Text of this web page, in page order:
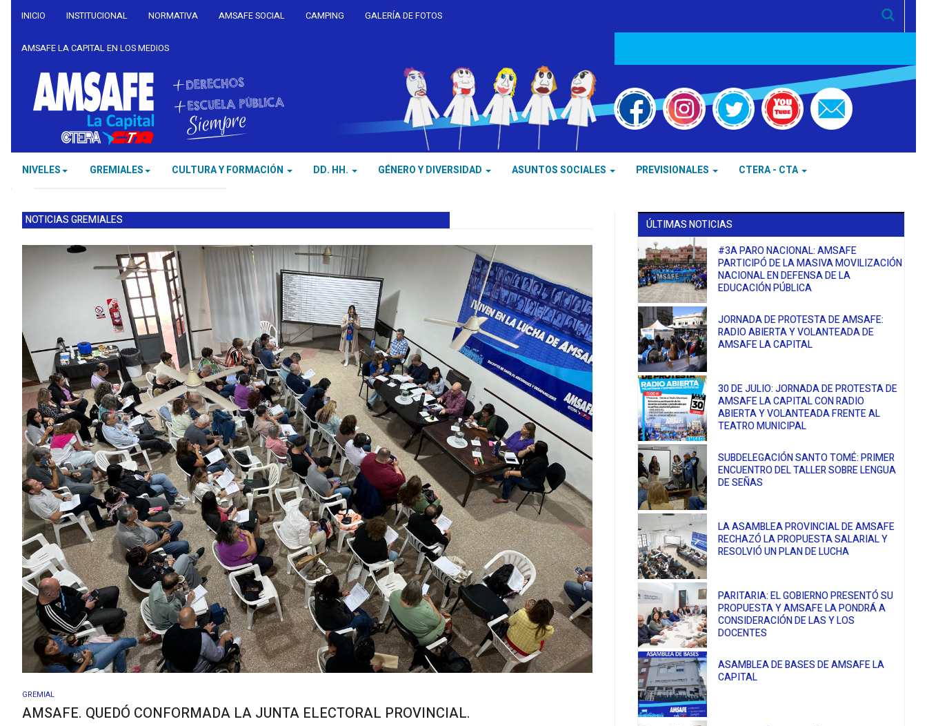
INICIO INSTITUCIONAL NORMATIVA AMSAFE SOCIAL CAMPING GALERÍA DE FOTOS
AMSAFE LA CAPITAL EN LOS MEDIOS
NIVELES GREMIALES CULTURA Y FORMACIÓN DD. HH. GÉNERO Y DIVERSIDAD ASUNTOS SOCIALES PREVISIONALES CTERA - CTA
NOTICIAS GREMIALES
GREMIAL
AMSAFE. QUEDÓ CONFORMADA LA JUNTA ELECTORAL PROVINCIAL.
ÚLTIMAS NOTICIAS
#3A PARO NACIONAL: AMSAFE
PARTICIPÓ DE LA MASIVA MOVILIZACIÓN
NACIONAL EN DEFENSA DE LA
EDUCACIÓN PÚBLICA
JORNADA DE PROTESTA DE AMSAFE:
RADIO ABIERTA Y VOLANTEADA DE
AMSAFE LA CAPITAL
30 DE JULIO: JORNADA DE PROTESTA DE
AMSAFE LA CAPITAL CON RADIO
ABIERTA Y VOLANTEADA FRENTE AL
TEATRO MUNICIPAL
SUBDELEGACIÓN SANTO TOMÉ: PRIMER
ENCUENTRO DEL TALLER SOBRE LENGUA
DE SEÑAS
LA ASAMBLEA PROVINCIAL DE AMSAFE
RECHAZÓ LA PROPUESTA SALARIAL Y
RESOLVIÓ UN PLAN DE LUCHA
PARITARIA: EL GOBIERNO PRESENTÓ SU
PROPUESTA Y AMSAFE LA PONDRÁ A
CONSIDERACIÓN DE LAS Y LOS
DOCENTES
ASAMBLEA DE BASES DE AMSAFE LA
CAPITAL